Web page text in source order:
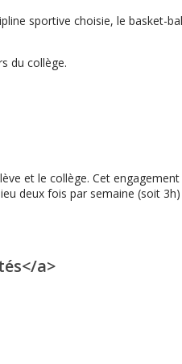
sportive choisie, le
du collège.
et le collège. Cet
deux fois par semaine (soit
a>